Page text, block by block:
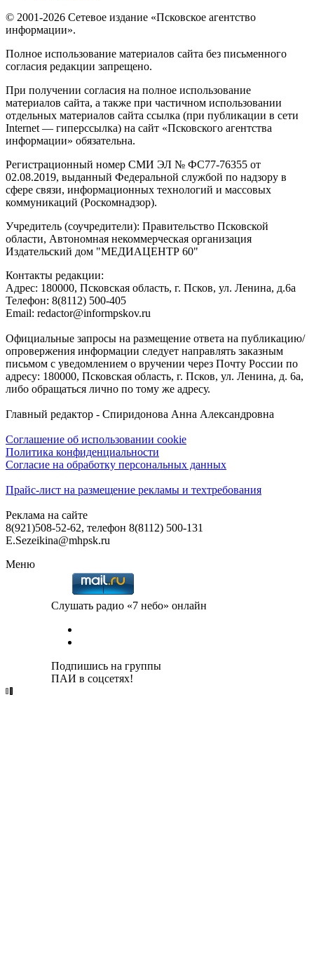
© 2001-2026 Сетевое издание «Псковское агентство
информации».
Полное использование материалов сайта без письменного
согласия редакции запрещено.
При получении согласия на полное использование
материалов сайта, а также при частичном использовании
отдельных материалов сайта ссылка (при публикации в сети
Internet — гиперссылка) на сайт «Псковского агентства
информации» обязательна.
Регистрационный номер СМИ ЭЛ № ФС77-76355 от
02.08.2019, выданный Федеральной службой по надзору в
сфере связи, информационных технологий и массовых
коммуникаций (Роскомнадзор).
Учредитель (соучредители): Правительство Псковской
области, Автономная некоммерческая организация
Издательский дом "МЕДИАЦЕНТР 60"
Контакты редакции:
Адреc: 180000, Псковская область, г. Псков, ул. Ленина, д.6а
Телефон: 8(8112) 500-405
Email: redactor@informpskov.ru
Официальные запросы на размещение ответа на публикацию/
опровержения информации следует направлять заказным
письмом с уведомлением о вручении через Почту России по
адресу: 180000, Псковская область, г. Псков, ул. Ленина, д. 6а,
либо обращаться лично по тому же адресу.
Главный редактор - Спиридонова Анна Александровна
Соглашение об использовании cookie
Политика конфиденциальности
Согласие на обработку персональных данных
Прайс-лист на размещение рекламы и техтребования
Реклама на сайте
8(921)508-52-62, телефон 8(8112) 500-131
E.Sezeikina@mhpsk.ru
Меню
Слушать радио «7 небо» онлайн
Подпишись на группы
ПАИ в соцсетях!